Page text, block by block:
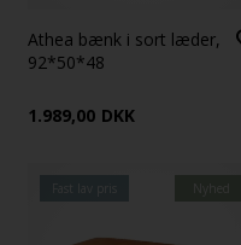
Athea bænk i sort læder,
92*50*48
1.989,00 DKK